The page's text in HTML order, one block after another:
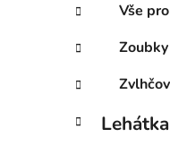
Vše
Zoubky
Lehátka